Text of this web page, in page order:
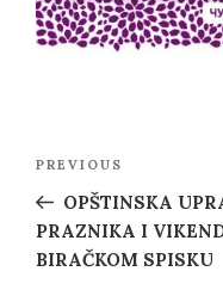
navigation
Previous
Post
PREVIOUS
OPŠTINSKA
PRAZNIKA I
BIRAČKOM SPISKU